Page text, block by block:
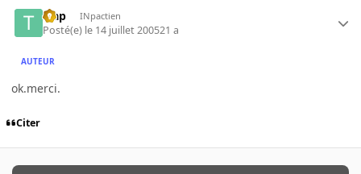
trap INpactien
Posté(e) le 14 juillet 200521 a
AUTEUR
ok.merci.
Citer